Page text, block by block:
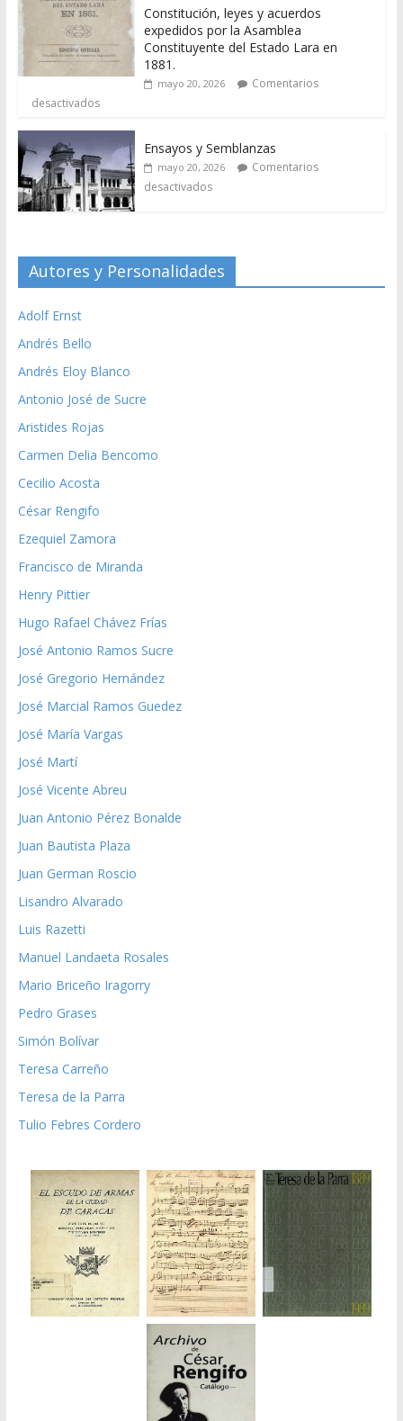
Constitución, leyes y acuerdos
expedidos por la Asamblea
Constituyente del Estado Lara en
1881.
mayo 20, 2026
Comentarios
desactivados
Ensayos y Semblanzas
mayo 20, 2026
Comentarios
desactivados
Autores y Personalidades
Adolf Ernst
Andrés Bello
Andrés Eloy Blanco
Antonio José de Sucre
Aristides Rojas
Carmen Delia Bencomo
Cecilio Acosta
César Rengifo
Ezequiel Zamora
Francisco de Miranda
Henry Pittier
Hugo Rafael Chávez Frías
José Antonio Ramos Sucre
José Gregorio Hernández
José Marcial Ramos Guedez
José María Vargas
José Martí
José Vicente Abreu
Juan Antonio Pérez Bonalde
Juan Bautista Plaza
Juan German Roscio
Lisandro Alvarado
Luis Razetti
Manuel Landaeta Rosales
Mario Briceño Iragorry
Pedro Grases
Simón Bolívar
Teresa Carreño
Teresa de la Parra
Tulio Febres Cordero